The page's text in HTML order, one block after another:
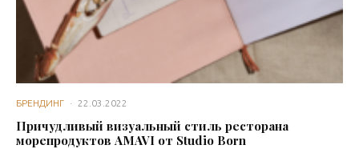
БРЕНДИНГ · 22.03.2022
Причудливый визуальный стиль ресторана
морепродуктов AMAVI от Studio Born